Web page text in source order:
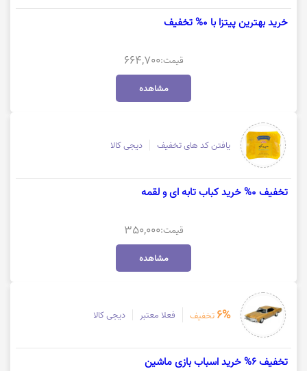
خرید بهترین پیتزا با 0% تخفیف
قیمت:664,700
مشاهده
یافتن کد های تخفیف دیجی کالا
تخفیف 0% خرید کباب تابه ای و لقمه
قیمت:350,000
مشاهده
6% تخفیف فعلا معتبر دیجی کالا
تخفیف 6% خرید اسباب بازی ماشین